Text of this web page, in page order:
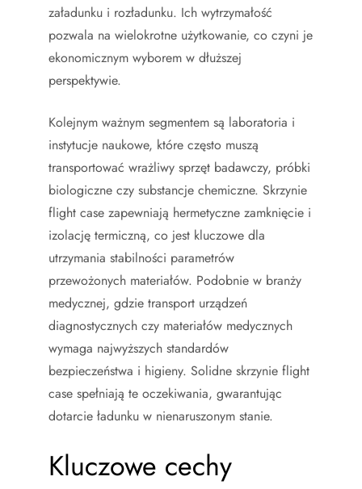
załadunku i rozładunku. Ich wytrzymałość
pozwala na wielokrotne użytkowanie, co czyni je
ekonomicznym wyborem w dłuższej
perspektywie.
Kolejnym ważnym segmentem są laboratoria i
instytucje naukowe, które często muszą
transportować wrażliwy sprzęt badawczy, próbki
biologiczne czy substancje chemiczne. Skrzynie
flight case zapewniają hermetyczne zamknięcie i
izolację termiczną, co jest kluczowe dla
utrzymania stabilności parametrów
przewożonych materiałów. Podobnie w branży
medycznej, gdzie transport urządzeń
diagnostycznych czy materiałów medycznych
wymaga najwyższych standardów
bezpieczeństwa i higieny. Solidne skrzynie flight
case spełniają te oczekiwania, gwarantując
dotarcie ładunku w nienaruszonym stanie.
Kluczowe cechy